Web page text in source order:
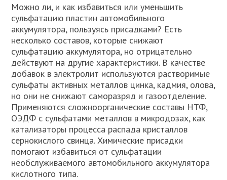
Можно ли, и как избавиться или уменьшить
сульфатацию пластин автомобильного
аккумулятора, пользуясь присадками? Есть
несколько составов, которые снижают
сульфатацию аккумулятора, но отрицательно
действуют на другие характеристики. В качестве
добавок в электролит используются растворимые
сульфаты активных металлов цинка, кадмия, олова,
но они не снижают саморазряд и газоотделение.
Применяются сложноорганические составы НТФ,
ОЭДФ с сульфатами металлов в микродозах, как
катализаторы процесса распада кристаллов
сернокислого свинца. Химические присадки
помогают избавиться от сульфатации
необслуживаемого автомобильного аккумулятора
кислотного типа.